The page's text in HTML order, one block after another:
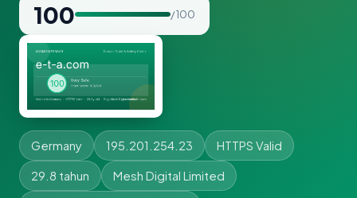
100 / 100
Germany 195.201.254.23 HTTPS Valid
29.8 tahun Mesh Digital Limited